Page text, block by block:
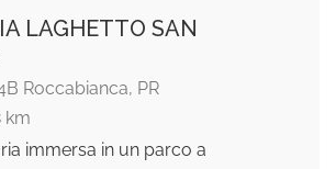
LAGHETTO SAN
Roccabianca, PR
km
immersa in un parco a